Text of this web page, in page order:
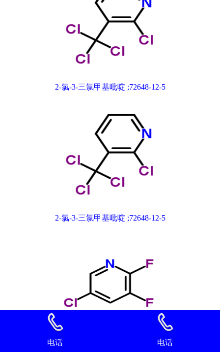
2-氯-3-三氯甲基吡啶 ;72648-12-5
2-氯-3-三氯甲基吡啶 ;72648-12-5
2,3-二氟-5-氯吡啶 89402-43-7
电话 电话